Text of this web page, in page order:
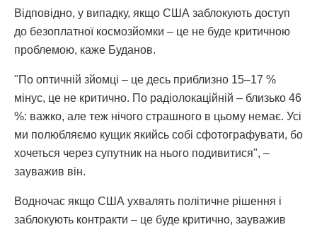
Відповідно, у випадку, якщо США заблокують доступ
до безоплатної космозйомки – це не буде критичною
проблемою, каже Буданов.
"По оптичній зйомці – це десь приблизно 15–17 %
мінус, це не критично. По радіолокаційній – близько 46
%: важко, але теж нічого страшного в цьому немає. Усі
ми полюбляємо кущик якийсь собі сфотографувати, бо
хочеться через супутник на нього подивитися", –
зауважив він.
Водночас якщо США ухвалять політичне рішення і
заблокують контракти – це буде критично, зауважив